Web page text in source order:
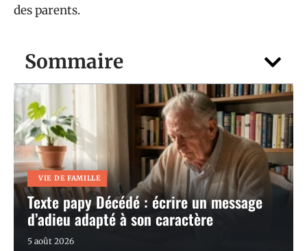
Sommaire
VIE DE FAMILLE
Texte papy Décédé : écrire un message
d’adieu adapté à son caractère
5 août 2026
des parents.